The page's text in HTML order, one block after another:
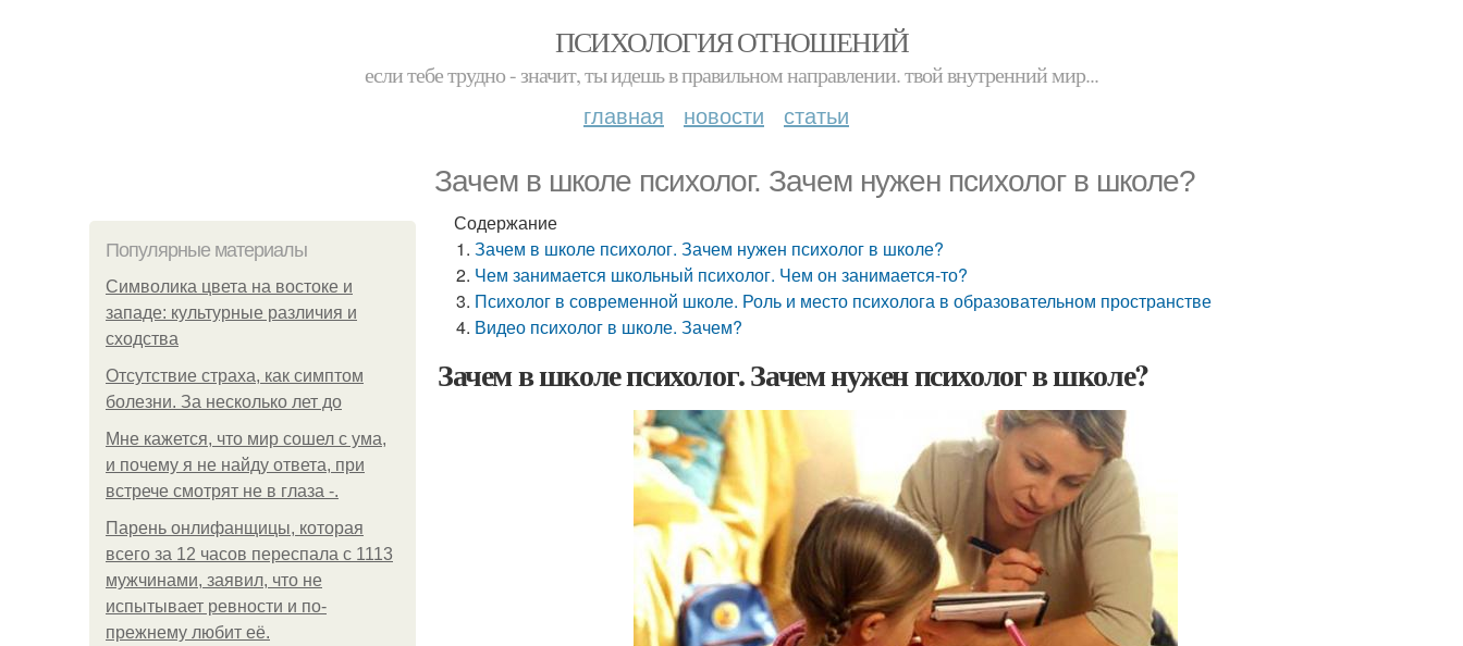
ПСИХОЛОГИЯ ОТНОШЕНИЙ
если тебе трудно - значит, ты идешь в правильном направлении. твой внутренний мир...
главная новости статьи
Зачем в школе психолог. Зачем нужен психолог в школе?
Популярные материалы
Символика цвета на востоке и
западе: культурные различия и
сходства
Отсутствие страха, как симптом
болезни. За несколько лет до
Мне кажется, что мир сошел с ума,
и почему я не найду ответа, при
встрече смотрят не в глаза -.
Парень онлифанщицы, которая
всего за 12 часов переспала с 1113
мужчинами, заявил, что не
испытывает ревности и по-
прежнему любит её.
Содержание
Зачем в школе психолог. Зачем нужен психолог в школе?
Чем занимается школьный психолог. Чем он занимается-то?
Психолог в современной школе. Роль и место психолога в образовательном пространстве
Видео психолог в школе. Зачем?
Зачем в школе психолог. Зачем нужен психолог в школе?